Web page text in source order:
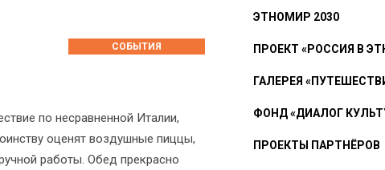
СОБЫТИЯ
по несравненной Италии,
оценят воздушные пиццы,
работы. Обед прекрасно
ЭТНОМИР 2030
ПРОЕКТ «РОССИЯ В
ГАЛЕРЕЯ
ФОНД «ДИАЛОГ
ПРОЕКТЫ ПАРТНЁРОВ